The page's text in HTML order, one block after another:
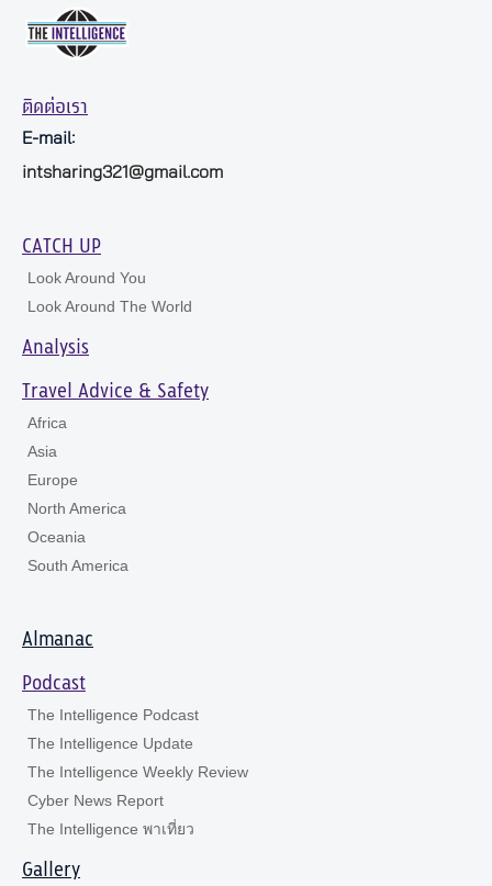
ติดต่อเรา
E-mail:
intsharing321@gmail.com
CATCH UP
Look Around You
Look Around The World
Analysis
Travel Advice & Safety
Africa
Asia
Europe
North America
Oceania
South America
Almanac
Podcast
The Intelligence Podcast
The Intelligence Update
The Intelligence Weekly Review
Cyber News Report
The Intelligence พาเที่ยว
Gallery